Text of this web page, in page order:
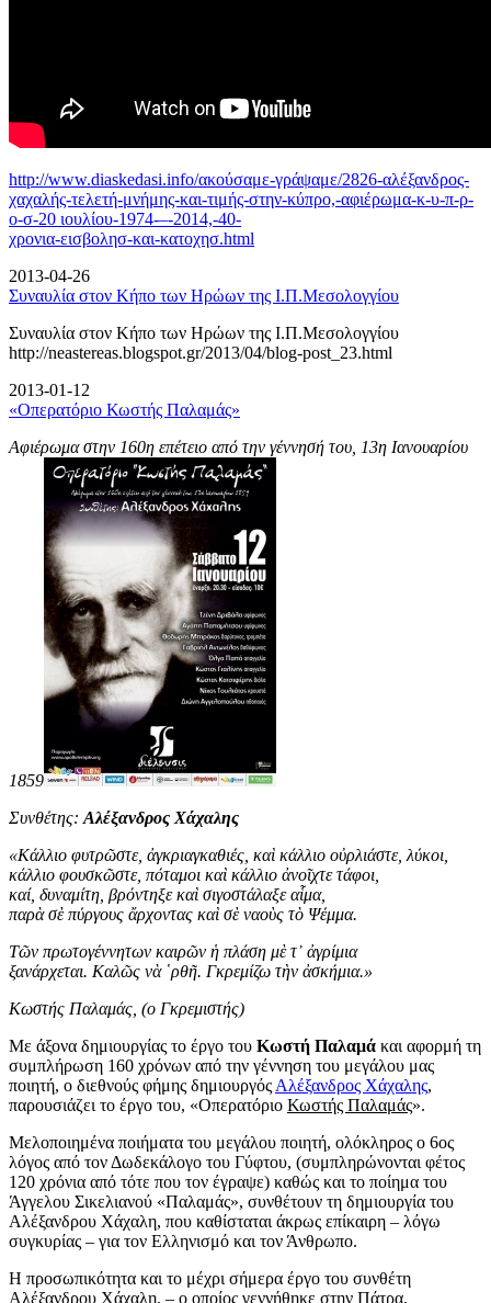
http://www.diaskedasi.info/ακούσαμε-γράψαμε/2826-αλέξανδρος-
χαχαλής-τελετή-μνήμης-και-τιμής-στην-κύπρο,-αφιέρωμα-κ-υ-π-ρ-
ο-σ-20 ιουλίου-1974-–-2014,-40-
χρονια-εισβολησ-και-κατοχησ.html
2013-04-26
Συναυλία στον Κήπο των Ηρώων της Ι.Π.Μεσολογγίου
Συναυλία στον Κήπο των Ηρώων της Ι.Π.Μεσολογγίου
http://neastereas.blogspot.gr/2013/04/blog-post_23.html
2013-01-12
«Οπερατόριο Κωστής Παλαμάς»
Αφιέρωμα στην 160η επέτειο από την γέννησή του, 13η Ιανουαρίου
1859
Συνθέτης: Αλέξανδρος Χάχαλης
«Κάλλιο φυτρῶστε, ἀγκριαγκαθιές, καὶ κάλλιο οὐρλιάστε, λύκοι,
κάλλιο φουσκῶστε, πόταμοι καὶ κάλλιο ἀνοῖχτε τάφοι,
καί, δυναμίτη, βρόντηξε καὶ σιγοστάλαξε αἷμα,
παρὰ σὲ πύργους ἄρχοντας καὶ σὲ ναοὺς τὸ Ψέμμα.
Τῶν πρωτογέννητων καιρῶν ἡ πλάση μὲ τ᾿ ἀγρίμια
ξανάρχεται. Καλῶς νὰ ῾ρθῆ. Γκρεμίζω τὴν ἀσκήμια.»
Κωστής Παλαμάς, (ο Γκρεμιστής)
Με άξονα δημιουργίας το έργο του Κωστή Παλαμά και αφορμή τη
συμπλήρωση 160 χρόνων από την γέννηση του μεγάλου μας
ποιητή, ο διεθνούς φήμης δημιουργός Αλέξανδρος Χάχαλης,
παρουσιάζει το έργο του, «Οπερατόριο Κωστής Παλαμάς».
Μελοποιημένα ποιήματα του μεγάλου ποιητή, ολόκληρος ο 6ος
λόγος από τον Δωδεκάλογο του Γύφτου, (συμπληρώνονται φέτος
120 χρόνια από τότε που τον έγραψε) καθώς και το ποίημα του
Άγγελου Σικελιανού «Παλαμάς», συνθέτουν τη δημιουργία του
Αλέξανδρου Χάχαλη, που καθίσταται άκρως επίκαιρη – λόγω
συγκυρίας – για τον Ελληνισμό και τον Άνθρωπο.
Η προσωπικότητα και το μέχρι σήμερα έργο του συνθέτη
Αλέξανδρου Χάχαλη, – ο οποίος γεννήθηκε στην Πάτρα,